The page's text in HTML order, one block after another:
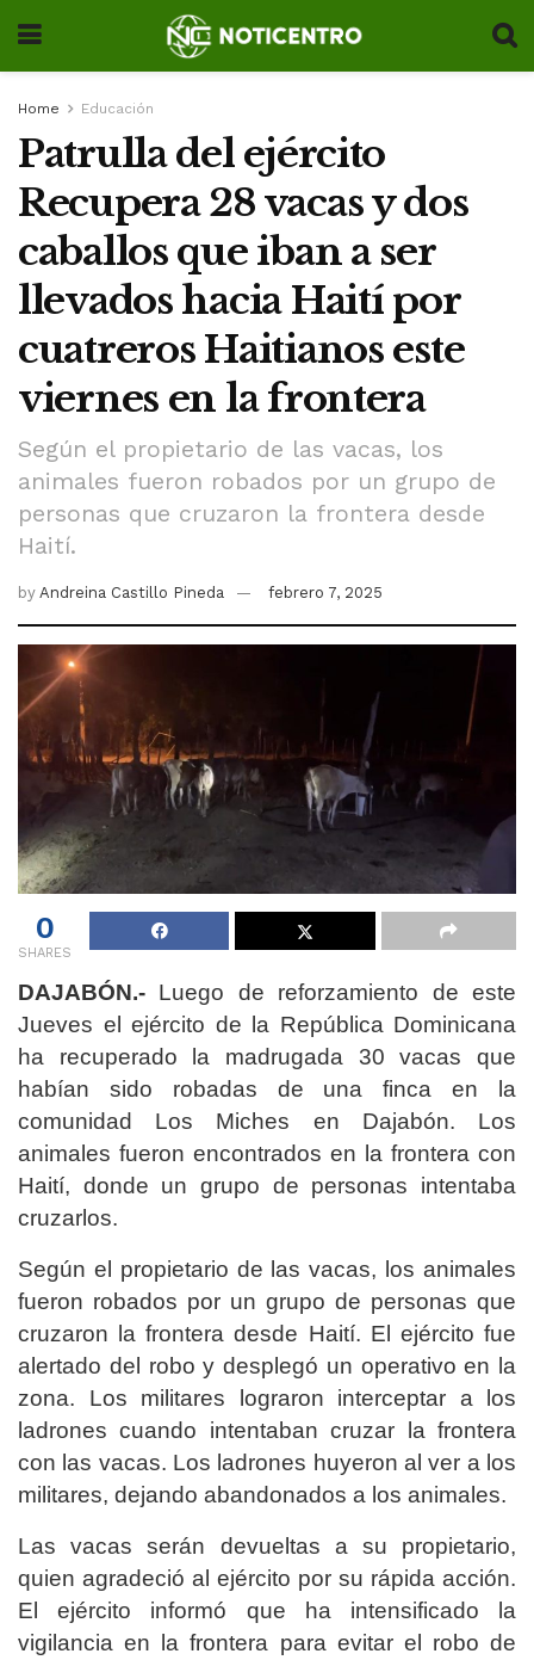
Home Educación
Patrulla del ejército
Recupera 28 vacas y dos
caballos que iban a ser
llevados hacia Haití por
cuatreros Haitianos este
viernes en la frontera
Según el propietario de las vacas, los
animales fueron robados por un grupo de
personas que cruzaron la frontera desde
Haití.
by Andreina Castillo Pineda febrero 7, 2025
0
SHARES
DAJABÓN.- Luego de reforzamiento de este
Jueves el ejército de la República Dominicana
ha recuperado la madrugada 30 vacas que
habían sido robadas de una finca en la
comunidad Los Miches en Dajabón. Los
animales fueron encontrados en la frontera con
Haití, donde un grupo de personas intentaba
cruzarlos.
Según el propietario de las vacas, los animales
fueron robados por un grupo de personas que
cruzaron la frontera desde Haití. El ejército fue
alertado del robo y desplegó un operativo en la
zona. Los militares lograron interceptar a los
ladrones cuando intentaban cruzar la frontera
con las vacas. Los ladrones huyeron al ver a los
militares, dejando abandonados a los animales.
Las vacas serán devueltas a su propietario,
quien agradeció al ejército por su rápida acción.
El ejército informó que ha intensificado la
vigilancia en la frontera para evitar el robo de